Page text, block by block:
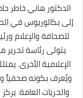
الدكتور هاني خاطر
إلى بكالوريوس في
للصحافة والإعلام
يتولى رئاسة تحرير
الإعلامية الأخرى.
ويُعرف بكونه صحفياً
والحريات العامة.